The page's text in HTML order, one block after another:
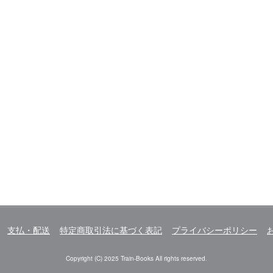
支払・配送 特定商取引法に基づく表記 プライバシーポリシー
Copyright (C) 2025 Train-Books All rights reserved.